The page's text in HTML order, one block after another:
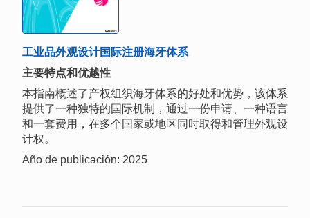
工业品外观设计国际注册海牙体系
主要特点和优越性
本指南概述了产权组织海牙体系的好处和优势，该体系
提供了一种独特的国际机制，通过一份申请、一种语言
和一套费用，在多个国家或地区同时取得和管理外观设
计权。
Año de publicación: 2025